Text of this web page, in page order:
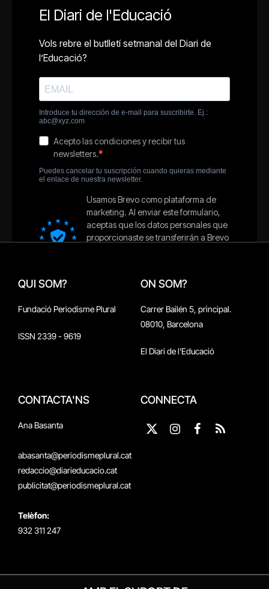
QUI SOM?
Fundació Periodisme Plural
ISSN 2339 - 9619
ON SOM?
Carrer Bailén 5, principal.
08010, Barcelona
El Diari de l'Educació
CONTACTA'NS
Ana Basanta
abasanta@periodismeplural.cat
redaccio@diarieducacio.cat
publicitat@periodismeplural.cat
Telèfon:
932 311 247
CONNECTA
X
Instagram
Facebook
RSS